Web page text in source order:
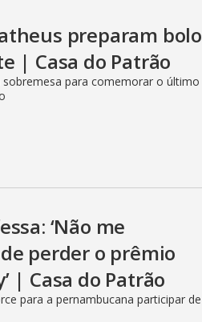
preparam bolo
| Casa do Patrão
sobremesa para comemorar o último
‘Não me
perder o prêmio
| Casa do Patrão
para a pernambucana participar de